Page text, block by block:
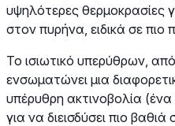
υψηλότερες θερμοκρασίες
στον πυρήνα, ειδικά σε πιο
Το ισιωτικό υπερύθρων,
ενσωματώνει μια
υπέρυθρη ακτινοβολία (ένα
για να διεισδύσει πιο